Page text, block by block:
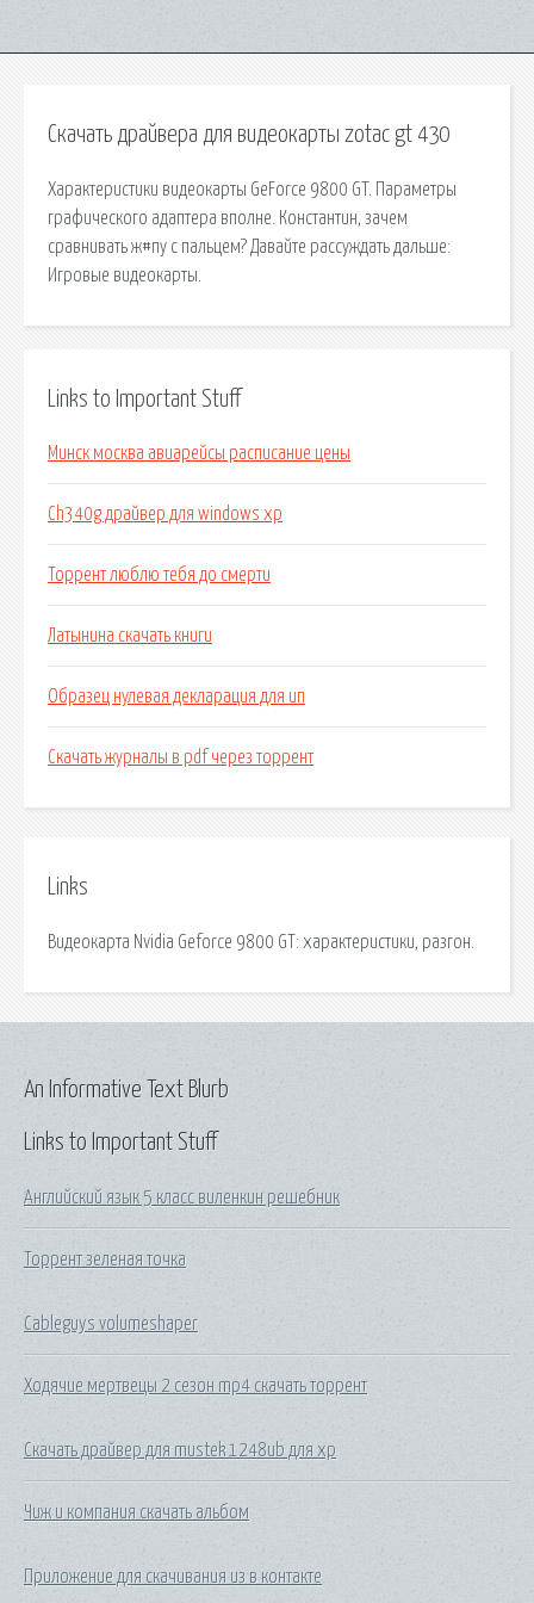
Скачать драйвера для видеокарты zotac gt 430
Характеристики видеокарты GeForce 9800 GT. Параметры
графического адаптера вполне. Константин, зачем
сравнивать ж#пу с пальцем? Давайте рассуждать дальше:
Игровые видеокарты.
Links to Important Stuff
Минск москва авиарейсы расписание цены
Ch340g драйвер для windows xp
Торрент люблю тебя до смерти
Латынина скачать книги
Образец нулевая декларация для ип
Скачать журналы в pdf через торрент
Links
Видеокарта Nvidia Geforce 9800 GT: характеристики, разгон.
Links to Important Stuff
Английский язык 5 класс виленкин решебник
Торрент зеленая точка
Cableguys volumeshaper
Ходячие мертвецы 2 сезон mp4 скачать торрент
Скачать драйвер для mustek 1248ub для xp
Чиж и компания скачать альбом
Приложение для скачивания из в контакте
An Informative Text Blurb